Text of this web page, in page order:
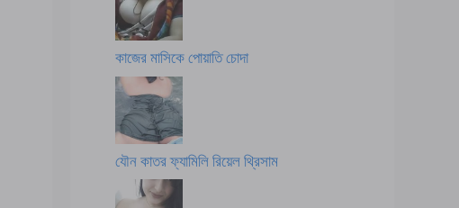
কাজের মাসিকে পোয়াতি চোদা
যৌন কাতর ফ্যামিলি রিয়েল থ্রিসাম